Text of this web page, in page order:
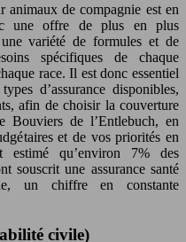
animaux de compagnie est en
une offre de plus en plus
variété de formules et de
spécifiques de chaque
race. Il est donc essentiel
d’assurance disponibles,
afin de choisir la couverture
Bouviers de l’Entlebuch, en
et de vos priorités en
qu’environ 7% des
souscrit une assurance santé
un chiffre en constante
civile)